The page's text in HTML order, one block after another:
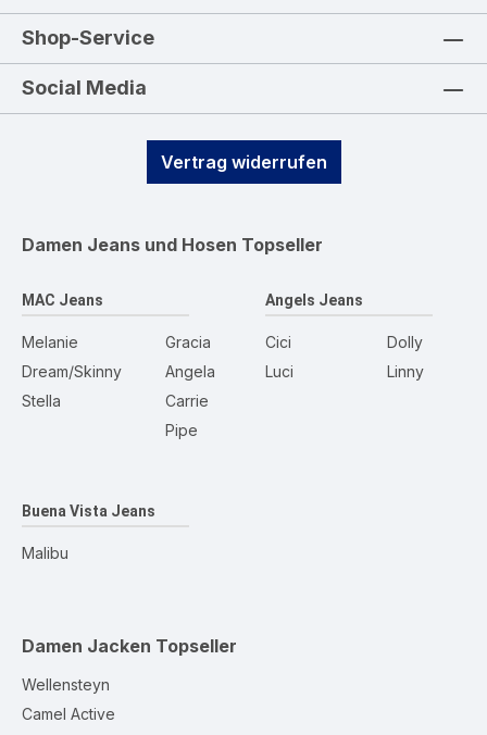
Shop-Service
Social Media
Vertrag widerrufen
Damen Jeans und Hosen Topseller
MAC Jeans
Melanie
Dream/Skinny
Stella
Gracia
Angela
Carrie
Pipe
Angels Jeans
Cici
Luci
Dolly
Linny
Buena Vista Jeans
Malibu
Damen Jacken Topseller
Wellensteyn
Camel Active